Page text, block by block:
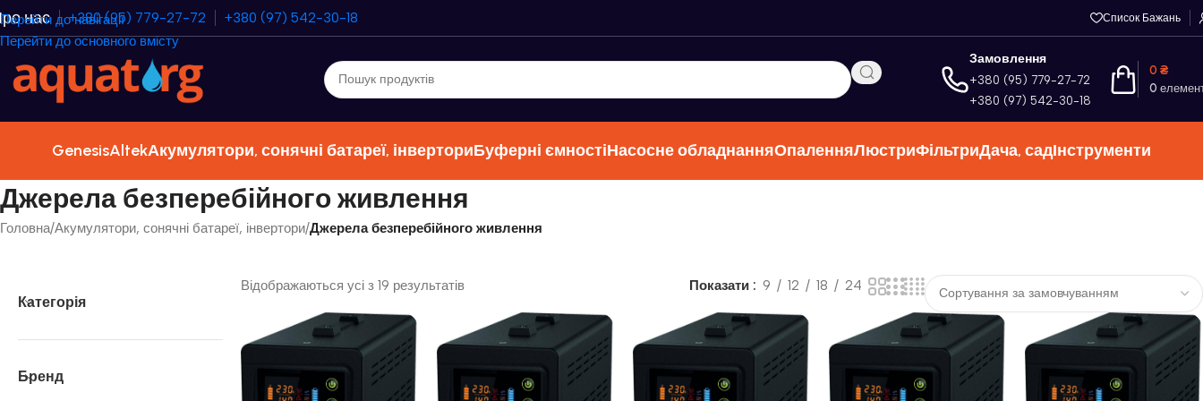
Перейти до навігації
Перейти до основного вмісту
нас +380 (95) 779-27-72 +380 (97) 542-30-18 Список Бажань
Замовлення
+380 (95) 779-27-72
+380 (97) 542-30-18
0
0 ₴
GenesisAltekАкумулятори, сонячні батареї, інверториБуферні ємностіНасосне обладнанняОпаленняЛюстриФільтриДача, садІнструменти
Джерела безперебійного живлення
Головна/Акумулятори, сонячні батареї, інвертори/Джерела безперебійного живлення
Категорія
Бренд
Відображаються усі з 19 результатів Показати 9 12 18 24